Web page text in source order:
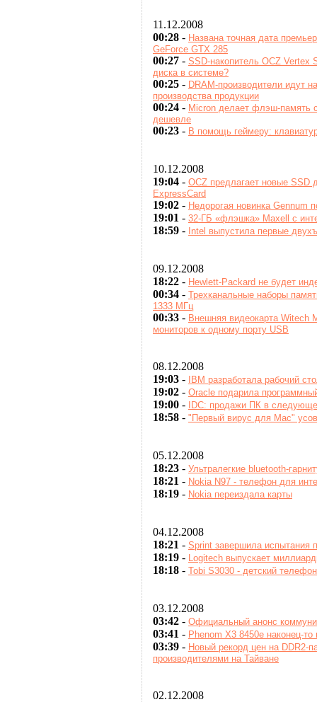
11.12.2008
00:28 - Названа точная дата
GeForce GTX 285
00:27 - SSD-накопитель OCZ Vertex
диска в системе?
00:25 - DRAM-производители идут
производства продукции
00:24 - Micron делает флэш-память
дешевле
00:23 - В помощь геймеру:
10.12.2008
19:04 - OCZ предлагает новые SSD
ExpressCard
19:02 - Недорогая новинка Gennum
19:01 - 32-ГБ «флэшка» Maxell с
18:59 - Intel выпустила первые
09.12.2008
18:22 - Hewlett-Packard не будет
00:34 - Трехканальные наборы
1333 МГц
00:33 - Внешняя видеокарта Witech
мониторов к одному порту USB
08.12.2008
19:03 - IBM разработала рабочий
19:02 - Oracle подарила
19:00 - IDC: продажи ПК в
18:58 - "Первый вирус для Mac"
05.12.2008
18:23 - Ультралегкие bluetooth-
18:21 - Nokia N97 - телефон для
18:19 - Nokia переиздала карты
04.12.2008
18:21 - Sprint завершила испытания
18:19 - Logitech выпускает
18:18 - Tobi S3030 - детский
03.12.2008
03:42 - Официальный анонс
03:41 - Phenom X3 8450e наконец-
03:39 - Новый рекорд цен на DDR2-
производителями на Тайване
02.12.2008